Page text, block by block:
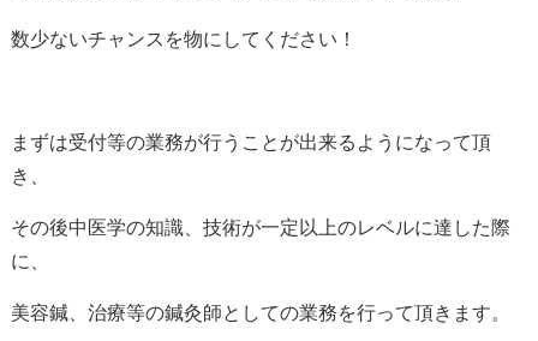
数少ないチャンスを物にしてください！
まずは受付等の業務が行うことが出来るようになって頂
き、
その後中医学の知識、技術が一定以上のレベルに達した際
に、
美容鍼、治療等の鍼灸師としての業務を行って頂きます。